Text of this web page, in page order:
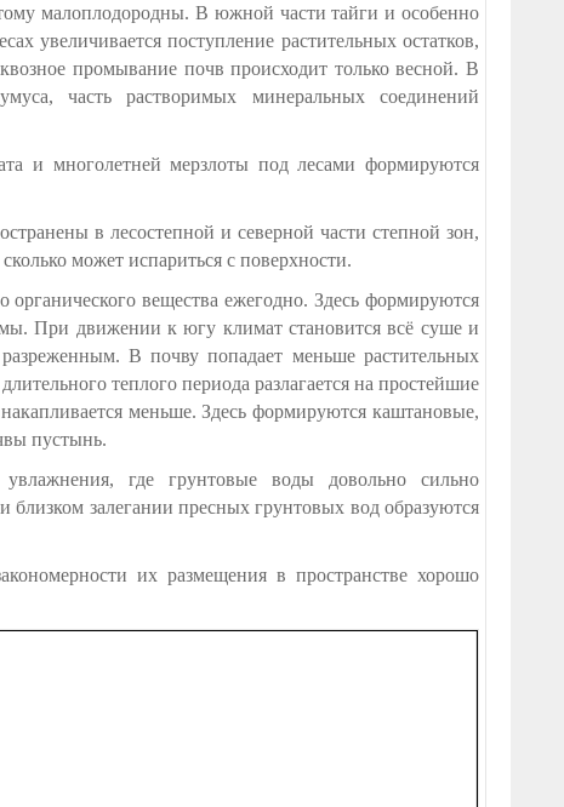
малоплодородны. В южной части тайги и особенно
увеличивается поступление растительных остатков,
промывание почв происходит только весной. В
часть растворимых минеральных соединений
и многолетней мерзлоты под лесами формируются
в лесостепной и северной части степной зон,
может испариться с поверхности.
вещества ежегодно. Здесь формируются
При движении к югу климат становится всё суше и
В почву попадает меньше растительных
теплого периода разлагается на простейшие
меньше. Здесь формируются каштановые,
пустынь.
где грунтовые воды довольно сильно
залегании пресных грунтовых вод образуются
их размещения в пространстве хорошо